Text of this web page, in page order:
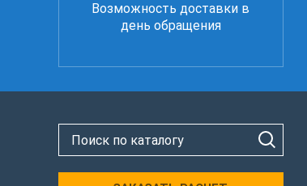
Возможность доставки в
день обращения